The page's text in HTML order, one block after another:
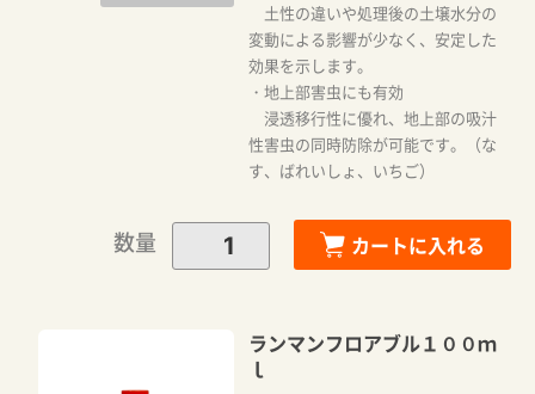
土性の違いや処理後の土壌水分の
変動による影響が少なく、安定した
効果を示します。
・地上部害虫にも有効
浸透移行性に優れ、地上部の吸汁
性害虫の同時防除が可能です。（な
す、ばれいしょ、いちご）
数量 カートに入れる
ランマンフロアブル１００ｍ
ｌ